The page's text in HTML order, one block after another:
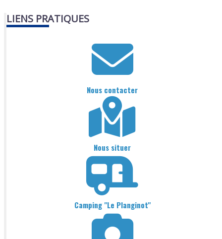
LIENS PRATIQUES
Nous contacter
Nous situer
Camping "Le Planginot"